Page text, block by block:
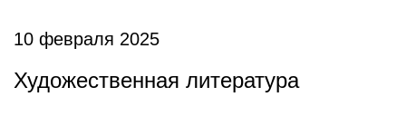
10 февраля 2025
Художественная литература